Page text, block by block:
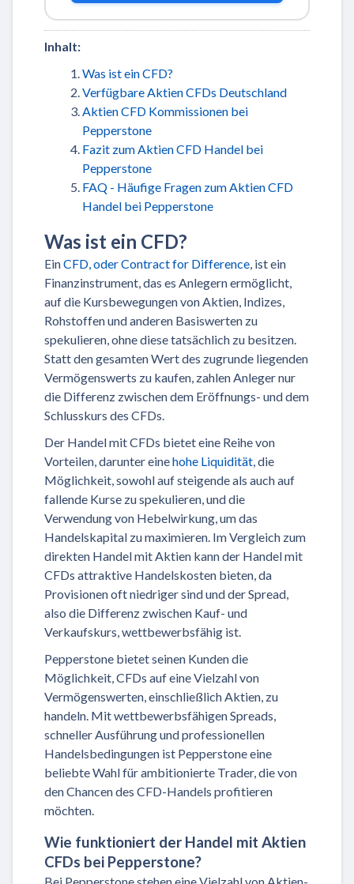
Inhalt:
Was ist ein CFD?
Verfügbare Aktien CFDs Deutschland
Aktien CFD Kommissionen bei
Pepperstone
Fazit zum Aktien CFD Handel bei
Pepperstone
FAQ - Häufige Fragen zum Aktien CFD
Handel bei Pepperstone
Was ist ein CFD?
EinCFD, oder Contract for Difference, ist ein
Finanzinstrument, das es Anlegern ermöglicht,
auf die Kursbewegungen von Aktien, Indizes,
Rohstoffen und anderen Basiswerten zu
spekulieren, ohne diese tatsächlich zu besitzen.
Statt den gesamten Wert des zugrunde liegenden
Vermögenswerts zu kaufen, zahlen Anleger nur
die Differenz zwischen dem Eröffnungs- und dem
Schlusskurs des CFDs.
Der Handel mit CFDs bietet eine Reihe von
Vorteilen, darunter einehohe Liquidität, die
Möglichkeit, sowohl auf steigende als auch auf
fallende Kurse zu spekulieren, und die
Verwendung von Hebelwirkung, um das
Handelskapital zu maximieren. Im Vergleich zum
direkten Handel mit Aktien kann der Handel mit
CFDs attraktive Handelskosten bieten, da
Provisionen oft niedriger sind und der Spread,
also die Differenz zwischen Kauf- und
Verkaufskurs, wettbewerbsfähig ist.
Pepperstone bietet seinen Kunden die
Möglichkeit, CFDs auf eine Vielzahl von
Vermögenswerten, einschließlich Aktien, zu
handeln. Mit wettbewerbsfähigen Spreads,
schneller Ausführung und professionellen
Handelsbedingungen ist Pepperstone eine
beliebte Wahl für ambitionierte Trader, die von
den Chancen des CFD-Handels profitieren
möchten.
Wie funktioniert der Handel mit Aktien
CFDs bei Pepperstone?